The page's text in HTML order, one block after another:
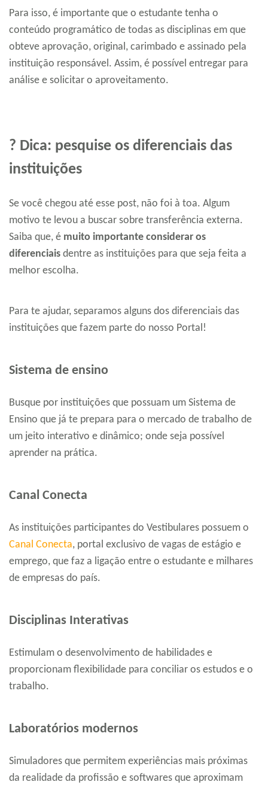
Para isso, é importante que o estudante tenha o
conteúdo programático de todas as disciplinas em que
obteve aprovação, original, carimbado e assinado pela
instituição responsável. Assim, é possível entregar para
análise e solicitar o aproveitamento.
? Dica: pesquise os diferenciais das
instituições
Se você chegou até esse post, não foi à toa. Algum
motivo te levou a buscar sobre transferência externa.
Saiba que, é muito importante considerar os
diferenciais dentre as instituições para que seja feita a
melhor escolha.
Para te ajudar, separamos alguns dos diferenciais das
instituições que fazem parte do nosso Portal!
Sistema de ensino
Busque por instituições que possuam um Sistema de
Ensino que já te prepara para o mercado de trabalho de
um jeito interativo e dinâmico; onde seja possível
aprender na prática.
Canal Conecta
As instituições participantes do Vestibulares possuem o
Canal Conecta, portal exclusivo de vagas de estágio e
emprego, que faz a ligação entre o estudante e milhares
de empresas do país.
Disciplinas Interativas
Estimulam o desenvolvimento de habilidades e
proporcionam flexibilidade para conciliar os estudos e o
trabalho.
Laboratórios modernos
Simuladores que permitem experiências mais próximas
da realidade da profissão e softwares que aproximam